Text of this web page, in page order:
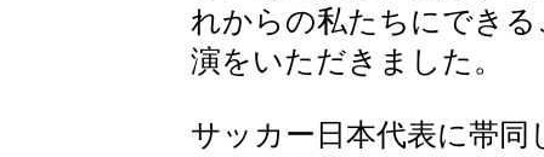
れからの私たちにでき
演をいただきました。
サッカー日本代表に帯